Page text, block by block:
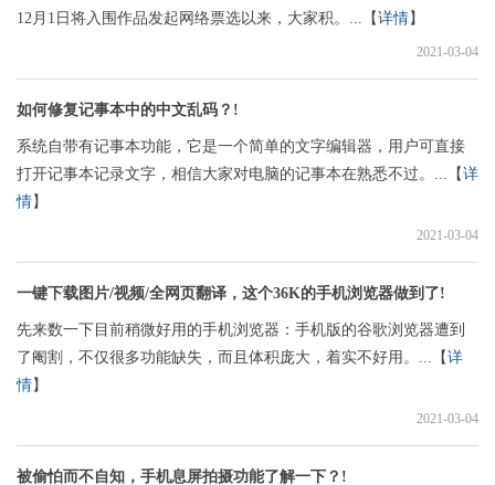
12月1日将入围作品发起网络票选以来，大家积。...【详情】
2021-03-04
如何修复记事本中的中文乱码？!
系统自带有记事本功能，它是一个简单的文字编辑器，用户可直接
打开记事本记录文字，相信大家对电脑的记事本在熟悉不过。...【详
情】
2021-03-04
一键下载图片/视频/全网页翻译，这个36K的手机浏览器做到了!
先来数一下目前稍微好用的手机浏览器：手机版的谷歌浏览器遭到
了阉割，不仅很多功能缺失，而且体积庞大，着实不好用。...【详
情】
2021-03-04
被偷怕而不自知，手机息屏拍摄功能了解一下？!